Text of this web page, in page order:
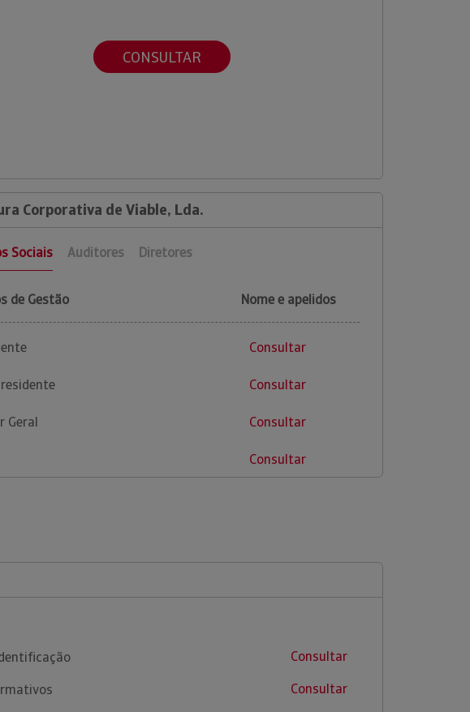
CONSULTAR
Corporativa de Viable, Lda.
Sociais Auditores Diretores
de Gestão Nome e apelidos
Consultar
Consultar
Geral Consultar
Consultar
Consultar
Consultar